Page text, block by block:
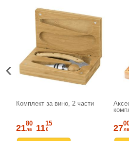
Комплект за вино, 2 части
2180
лв 1115
€ 27лв
‹